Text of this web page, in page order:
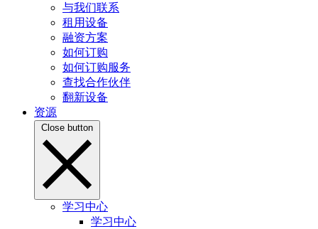
与我们联系
租用设备
融资方案
如何订购
如何订购服务
查找合作伙伴
翻新设备
资源
Close button
学习中心
学习中心